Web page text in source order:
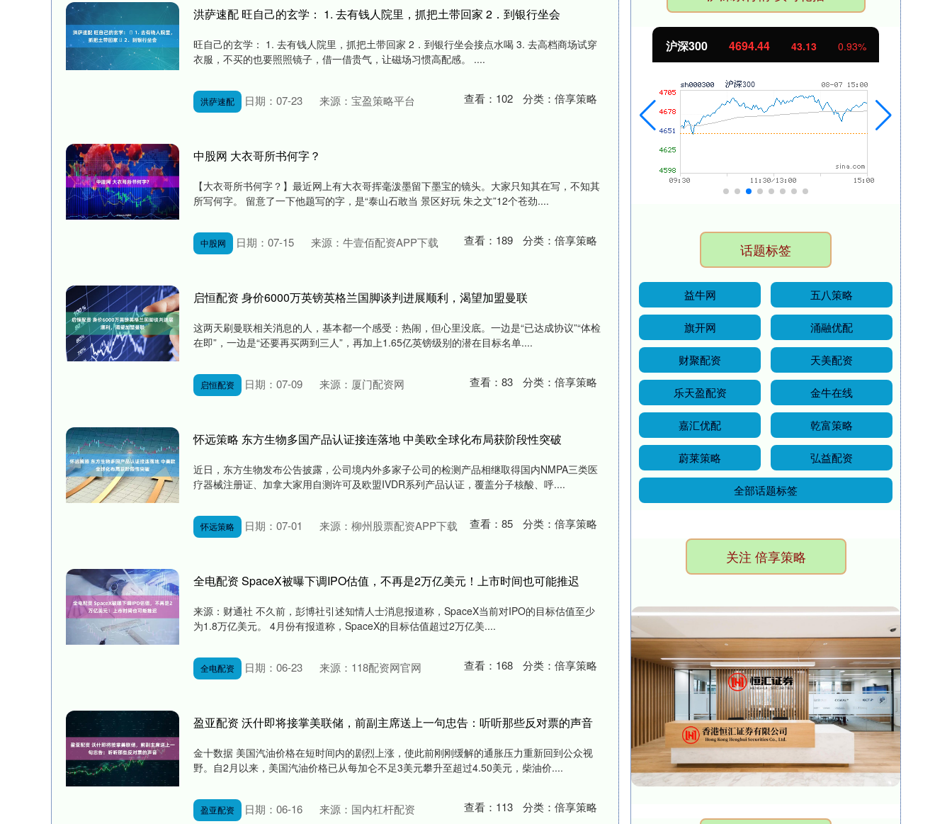
洪萨速配 旺自己的玄学： ​1. 去有钱人院里，抓把土带回家 ​2．到银行坐会
旺自己的玄学： ​1. 去有钱人院里，抓把土带回家 ​2．到银行坐会接点水喝 ​3. 去高档商场试穿
衣服，不买的也要照照镜子，借一借贵气，让磁场习惯高配感。 ​....
洪萨速配 日期：07-23 来源：宝盈策略平台 查看： 102 分类： 倍享策略
中股网 大衣哥所书何字？
【大衣哥所书何字？】最近网上有大衣哥挥毫泼墨留下墨宝的镜头。大家只知其在写，不知其
所写何字。 留意了一下他题写的字，是“泰山石敢当 景区好玩 朱之文”12个苍劲....
中股网 日期：07-15 来源：牛壹佰配资APP下载 查看： 189 分类： 倍享策略
启恒配资 身价6000万英镑英格兰国脚谈判进展顺利，渴望加盟曼联
这两天刷曼联相关消息的人，基本都一个感受：热闹，但心里没底。一边是“已达成协议”“体检
在即”，一边是“还要再买两到三人”，再加上1.65亿英镑级别的潜在目标名单....
启恒配资 日期：07-09 来源：厦门配资网 查看： 83 分类： 倍享策略
怀远策略 东方生物多国产品认证接连落地 中美欧全球化布局获阶段性突破
近日，东方生物发布公告披露，公司境内外多家子公司的检测产品相继取得国内NMPA三类医
疗器械注册证、加拿大家用自测许可及欧盟IVDR系列产品认证，覆盖分子核酸、呼....
怀远策略 日期：07-01 来源：柳州股票配资APP下载 查看： 85 分类： 倍享策略
全电配资 SpaceX被曝下调IPO估值，不再是2万亿美元！上市时间也可能推迟
来源：财通社 不久前，彭博社引述知情人士消息报道称，SpaceX当前对IPO的目标估值至少
为1.8万亿美元。 4月份有报道称，SpaceX的目标估值超过2万亿美....
全电配资 日期：06-23 来源：118配资网官网 查看： 168 分类： 倍享策略
盈亚配资 沃什即将接掌美联储，前副主席送上一句忠告：听听那些反对票的声音
金十数据 美国汽油价格在短时间内的剧烈上涨，使此前刚刚缓解的通胀压力重新回到公众视
野。自2月以来，美国汽油价格已从每加仑不足3美元攀升至超过4.50美元，柴油价....
盈亚配资 日期：06-16 来源：国内杠杆配资 查看： 113 分类： 倍享策略
深证成指 14311.01 200.89 1.42% 沪深300 4694.44 43.13 0.93% 北证50 1134.24 11.37 1.01%
话题标签
益牛网 五八策略
旗开网 涌融优配
财聚配资 天美配资
乐天盈配资 金牛在线
嘉汇优配 乾富策略
蔚莱策略 弘益配资
全部话题标签
关注 倍享策略